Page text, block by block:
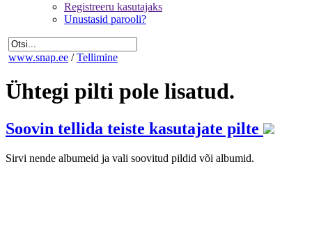
Registreeru kasutajaks
Unustasid parooli?
www.snap.ee / Tellimine
Ühtegi pilti pole lisatud.
Soovin tellida teiste kasutajate pilte
Sirvi nende albumeid ja vali soovitud pildid või albumid.